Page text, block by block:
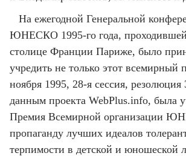
На ежегодной Генеральной
ЮНЕСКО 1995-го года, проходившей
столице Франции Париже, было
учредить не только этот всемирный
ноября 1995, 28-я сессия,
данным проекта WebPlus.info, была
Премия Всемирной организации
пропаганду лучших идеалов
терпимости в детской и юношеской